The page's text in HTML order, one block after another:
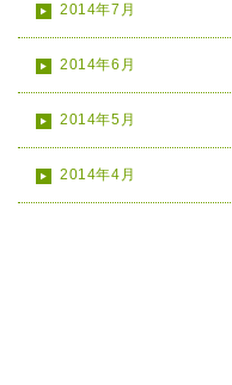
2014年7月
2014年6月
2014年5月
2014年4月